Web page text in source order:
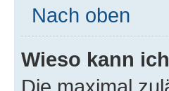
Nach oben
Wieso kann